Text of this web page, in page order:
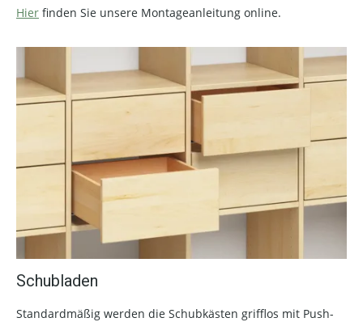
Hier finden Sie unsere Montageanleitung online.
Schubladen
Standardmäßig werden die Schubkästen grifflos mit Push-